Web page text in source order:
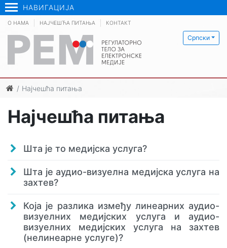
НАВИГАЦИЈА
Српски
О НАМА НАЈЧЕШЋА ПИТАЊА КОНТАКТ
Најчешћа питања
Најчешћа питања
Шта је то медијска услуга?
Шта је аудио-визуелна медијска услуга на
захтев?
Која је разлика између линеарних аудио-
визуелних медијских услуга и аудио-
визуелних медијских услуга на захтев
(нелинеарне услуге)?